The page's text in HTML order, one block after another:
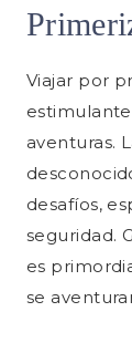
Viajar por
aventuras.
desafíos,
seguridad.
es
se